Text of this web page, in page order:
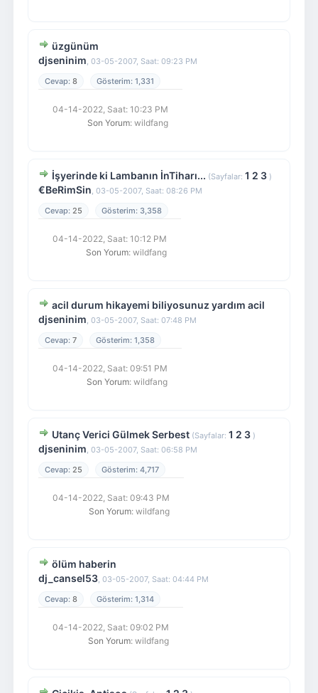
üzgünüm
djseninim, 03-05-2007, Saat: 09:23 PM
8
1,331
04-14-2022, Saat: 10:23 PM
Son Yorum: wildfang
İşyerinde ki Lambanın İnTiharı... (Sayfalar: 1 2 3)
€BeRimSin, 03-05-2007, Saat: 08:26 PM
25
3,358
04-14-2022, Saat: 10:12 PM
Son Yorum: wildfang
acil durum hikayemi biliyosunuz yardım acil
djseninim, 03-05-2007, Saat: 07:48 PM
7
1,358
04-14-2022, Saat: 09:51 PM
Son Yorum: wildfang
Utanç Verici Gülmek Serbest (Sayfalar: 1 2 3)
djseninim, 03-05-2007, Saat: 06:58 PM
25
4,717
04-14-2022, Saat: 09:43 PM
Son Yorum: wildfang
ölüm haberin
dj_cansel53, 03-05-2007, Saat: 04:44 PM
8
1,314
04-14-2022, Saat: 09:02 PM
Son Yorum: wildfang